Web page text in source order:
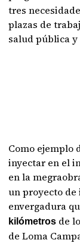
tres
plazas de
salud pública
Como ejemplo
inyectar en el
en la
un proyecto
envergadura
kilómetros de
de Loma